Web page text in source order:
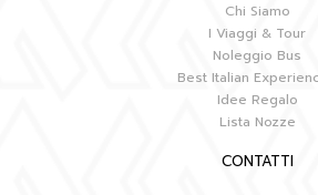
Chi Siamo
I Viaggi & Tour
Noleggio Bus
Best Italian
Idee Regalo
Lista Nozze
CONTATTI